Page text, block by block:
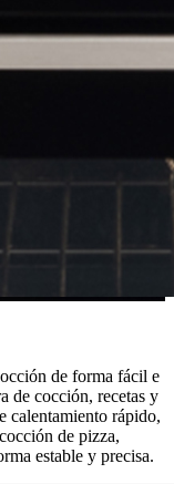
de forma fácil e
de cocción, recetas y
calentamiento rápido,
de pizza,
estable y precisa.